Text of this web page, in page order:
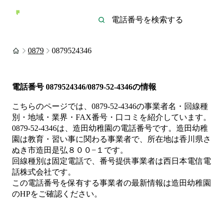
0879 0879524346
電話番号 0879524346/0879-52-4346の情報
こちらのページでは、 0879-52-4346の事業者名・回線種
別・地域・業界・FAX番号・口コミを紹介しています。
0879-52-4346は、 造田幼稚園の電話番号です。 造田幼稚
園は教育・習い事に関わる事業者で、所在地は香川県さ
ぬき市造田是弘８００−１ です。
回線種別は固定電話で、番号提供事業者は西日本電信電
話株式会社です。
この電話番号を保有する事業者の最新情報は造田幼稚園
のHPをご確認ください。